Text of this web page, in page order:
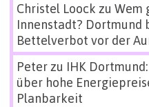
Christel Loock zu Wem
Innenstadt? Dortmund
Bettelverbot vor der
Peterzu IHK
über hohe
Planbarkeit